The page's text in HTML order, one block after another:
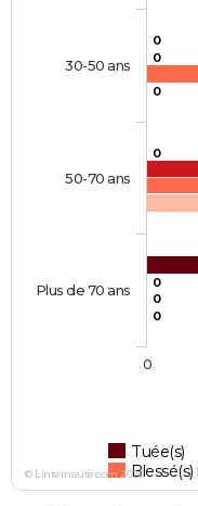
0
0
0
0
0
0
0
Tuée(s)
Blessé(s)
30-50 ans
50-70 ans
Plus de 70 ans
0
© Linternaute.com 2026